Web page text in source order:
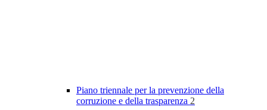
Piano triennale per la prevenzione della
corruzione e della trasparenza 2